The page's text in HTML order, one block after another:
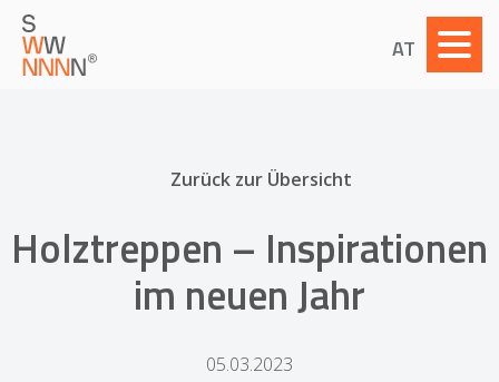
AT
Zurück zur Übersicht
Holztreppen – Inspirationen
im neuen Jahr
05.03.2023